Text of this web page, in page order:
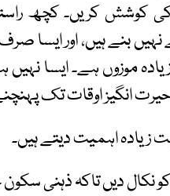
کوشش کریں۔ کچھ
بنے ہیں، اور ایسا
موزوں ہے۔ ایسا
انگیز اوقات تک
زیادہ اہمیت دیتے ہیں۔
نکال دیں تاکہ ذہنی